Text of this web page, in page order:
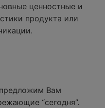
ценностные и
продукта или
Вам
“сегодня”.